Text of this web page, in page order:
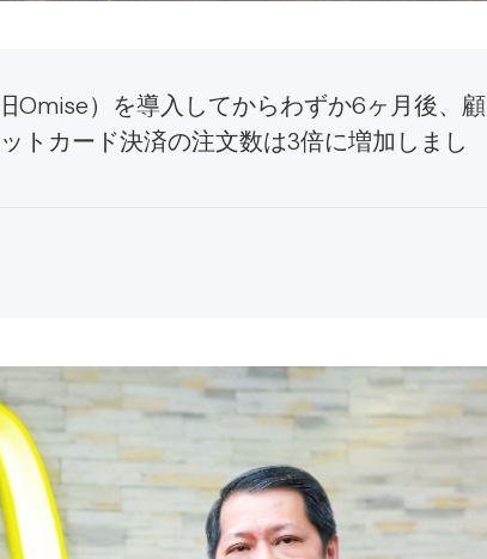
Omise）を導入してからわずか6ヶ月後、顧
トカード決済の注文数は3倍に増加しまし